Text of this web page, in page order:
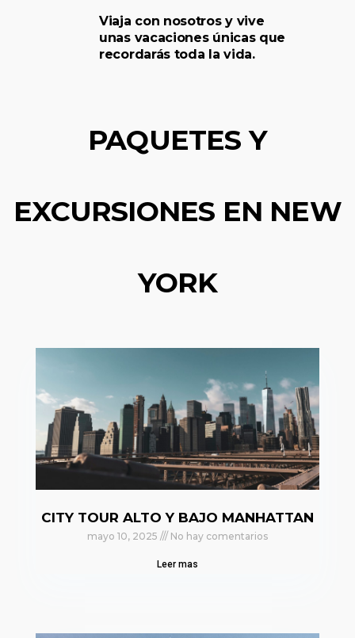
Viaja con nosotros y vive
unas vacaciones únicas que
recordarás toda la vida.
PAQUETES Y
EXCURSIONES EN NEW
YORK
CITY TOUR ALTO Y BAJO MANHATTAN
mayo 10, 2025 No hay comentarios
Leer mas